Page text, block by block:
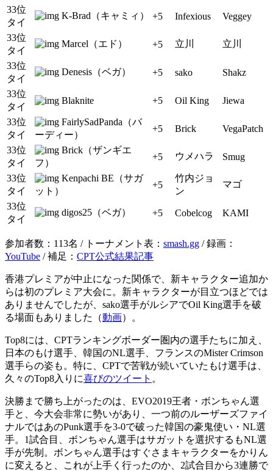
33位
タイ
K-Brad（キャミィ） +5 Infexious Veggey
33位
タイ
Marcel（エド） +5 立川 立川
33位
タイ
Denesis（ベガ） +5 sako Shakz
33位
タイ
Blaknite +5 Oil King Jiewa
33位
タイ
FairlySadPanda（バ
ーディー）
+5 Brick VegaPatch
33位
タイ
Brick（ザンギエ
フ）
+5 ウメハラ Smug
33位
タイ
Kenpachi BE（サガ
ット）
+5
竹内ジョ
ン
マゴ
33位
タイ
digos25（ベガ） +5 Cobelcog KAMI
参加者数：113名 / トーナメント表： smash.gg / 録画：
YouTube / 補足： CPT公式結果記事
香港プレミアが中止になった関係で、新キャラクター追加か
らは初のプレミア大会に。新キャラクターが目立つほどでは
ありませんでしたが、sako選手がルシアでOil King選手を破
る場面もありました（動画）。
Top8には、CPTランキングボーダー圏内の選手たちに加え、
日本のもけ選手、韓国のNL選手、フランスのMister Crimson
選手らの姿も。特に、CPTで苦戦が続いていたもけ選手は、
久々のTop8入りに喜びのツイート 。
決勝まで勝ち上がったのは、EVO2019王者・ボンちゃん選
手と、今大会非常に勢いがあり、一つ前のルーザーズファイ
ナルではあのPunk選手を3-0で破った韓国の豪鬼使い・NL選
手。1試合目、ボンちゃん選手はサガットを選択するもNL選
手が先制。ボンちゃん選手はすぐさまキャラクターをかりん
に変えると、これが上手く行ったのか、2試合目から3連勝で